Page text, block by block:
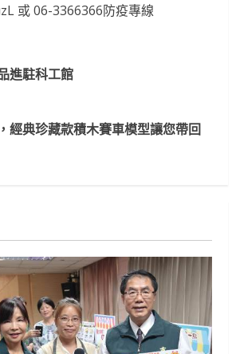
或 06-3366366防疫專線
進駐科工館
經典珍藏款積木賽車模型讓您帶回